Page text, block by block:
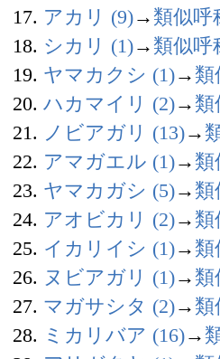
17. アカリ (9)→ 類似呼
18. シカリ (1)→ 類似呼
19. ヤマカクシ (1)→ 類
20. ハカマイリ (2)→ 類
21. ノビアガリ (13)→
22. アマガエル (1)→ 類
23. ヤマカガシ (5)→ 類
24. アオビカリ (2)→ 類
25. イカリイシ (1)→ 類
26. ヌビアガリ (1)→ 類
27. マガサシタ (2)→ 類
28. ミカリバア (16)→